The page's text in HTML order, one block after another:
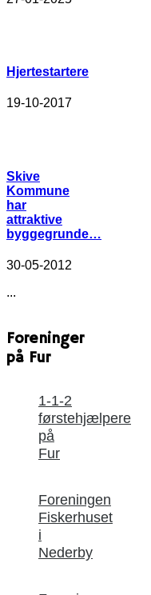
Hjertestartere
19-10-2017
Skive
Kommune
har
attraktive
byggegrunde…
30-05-2012
...
Foreninger
på Fur
1-1-2
førstehjælpere
på
Fur
Foreningen
Fiskerhuset
i
Nederby